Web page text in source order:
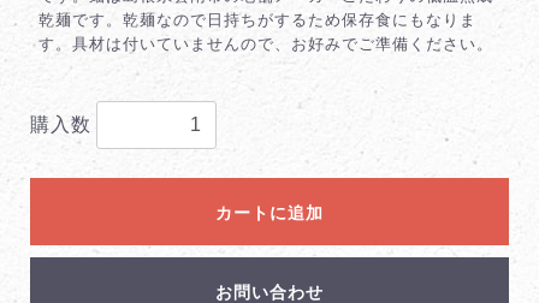
乾麺です。乾麺なので日持ちがするため保存食にもなりま
す。具材は付いていませんので、お好みでご準備ください。
購入数
カートに追加
お問い合わせ